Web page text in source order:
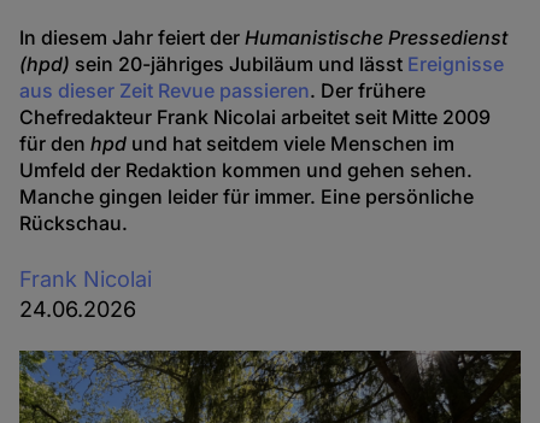
In diesem Jahr feiert derHumanistische Pressedienst
(hpd) sein 20-jähriges Jubiläum und lässt Ereignisse
aus dieser Zeit Revue passieren. Der frühere
Chefredakteur Frank Nicolai arbeitet seit Mitte 2009
für denhpd und hat seitdem viele Menschen im
Umfeld der Redaktion kommen und gehen sehen.
Manche gingen leider für immer. Eine persönliche
Rückschau.
Frank Nicolai
24.06.2026